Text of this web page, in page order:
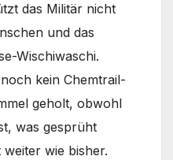
das Militär nicht
und das
Wischiwaschi.
kein Chemtrail-
geholt, obwohl
was gesprüht
wie bisher.